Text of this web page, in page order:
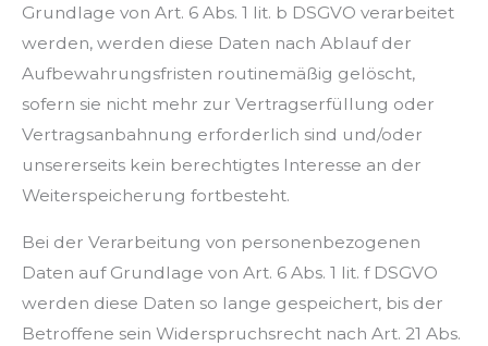
Grundlage von Art. 6 Abs. 1 lit. b DSGVO verarbeitet
werden, werden diese Daten nach Ablauf der
Aufbewahrungsfristen routinemäßig gelöscht,
sofern sie nicht mehr zur Vertragserfüllung oder
Vertragsanbahnung erforderlich sind und/oder
unsererseits kein berechtigtes Interesse an der
Weiterspeicherung fortbesteht.
Bei der Verarbeitung von personenbezogenen
Daten auf Grundlage von Art. 6 Abs. 1 lit. f DSGVO
werden diese Daten so lange gespeichert, bis der
Betroffene sein Widerspruchsrecht nach Art. 21 Abs.